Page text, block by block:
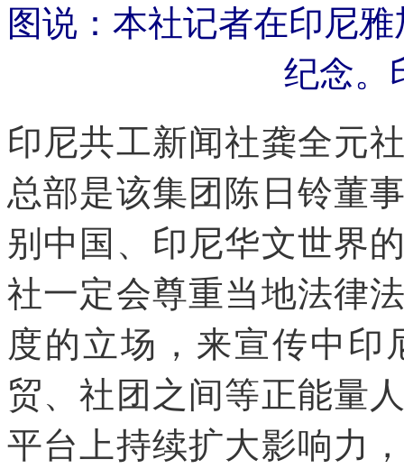
图说：本社记者在印尼
纪念。
印尼共工新闻社龚全元
总部是该集团陈日铃董
别中国、印尼华文世界
社一定会尊重当地法律
度的立场，来宣传中
贸、社团之间等正能量
平台上持续扩大影响力